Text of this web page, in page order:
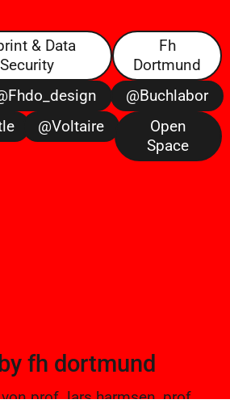
& Data
Security
Fh
Dortmund
@buchlabor
@voltaire
Open
Space
by fh dortmund
prof. lars harmsen, prof.